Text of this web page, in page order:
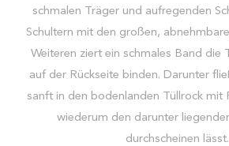
schmalen Träger und aufregenden
Schultern mit den großen,
Weiteren ziert ein schmales Band die
auf der Rückseite binden. Darunter
sanft in den bodenlanden Tüllrock mit
wiederum den darunter
durchscheinen lässt.